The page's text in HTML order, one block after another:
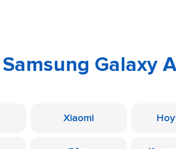
Samsung Galaxy
Xiaomi